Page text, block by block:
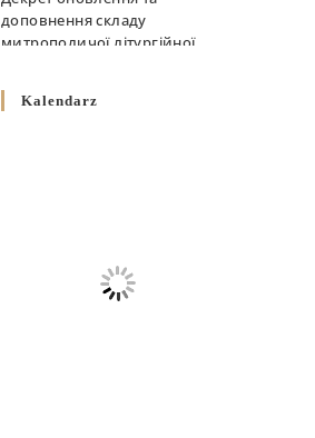
доповнення складу
митрополичої літургійної
10 GRUDNIA 2025
Декрет про відзначення
Великодня і всіх рухомих
Kalendarz